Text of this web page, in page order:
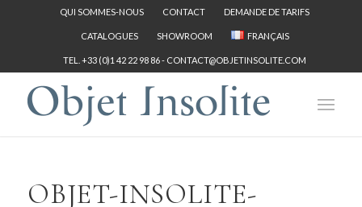
QUI SOMMES-NOUS CONTACT DEMANDE DE TARIFS
CATALOGUES SHOWROOM FRANÇAIS
TEL. +33 (0)1 42 22 98 86 - CONTACT@OBJETINSOLITE.COM
OBJET-INSOLITE-